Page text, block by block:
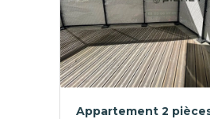
Appartement 2